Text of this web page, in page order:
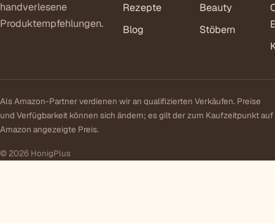
handverlesene
Produktempfehlungen.
Rezepte
Blog
Beauty
Stöbern
Als Amazon-Partner verdienen wir an qualifizierten Verkäufen. Preise
und Verfügbarkeit können sich ändern; es gilt der zum Kaufzeitpunkt auf
Amazon angezeigte Preis.
© 2026 HonigPlus